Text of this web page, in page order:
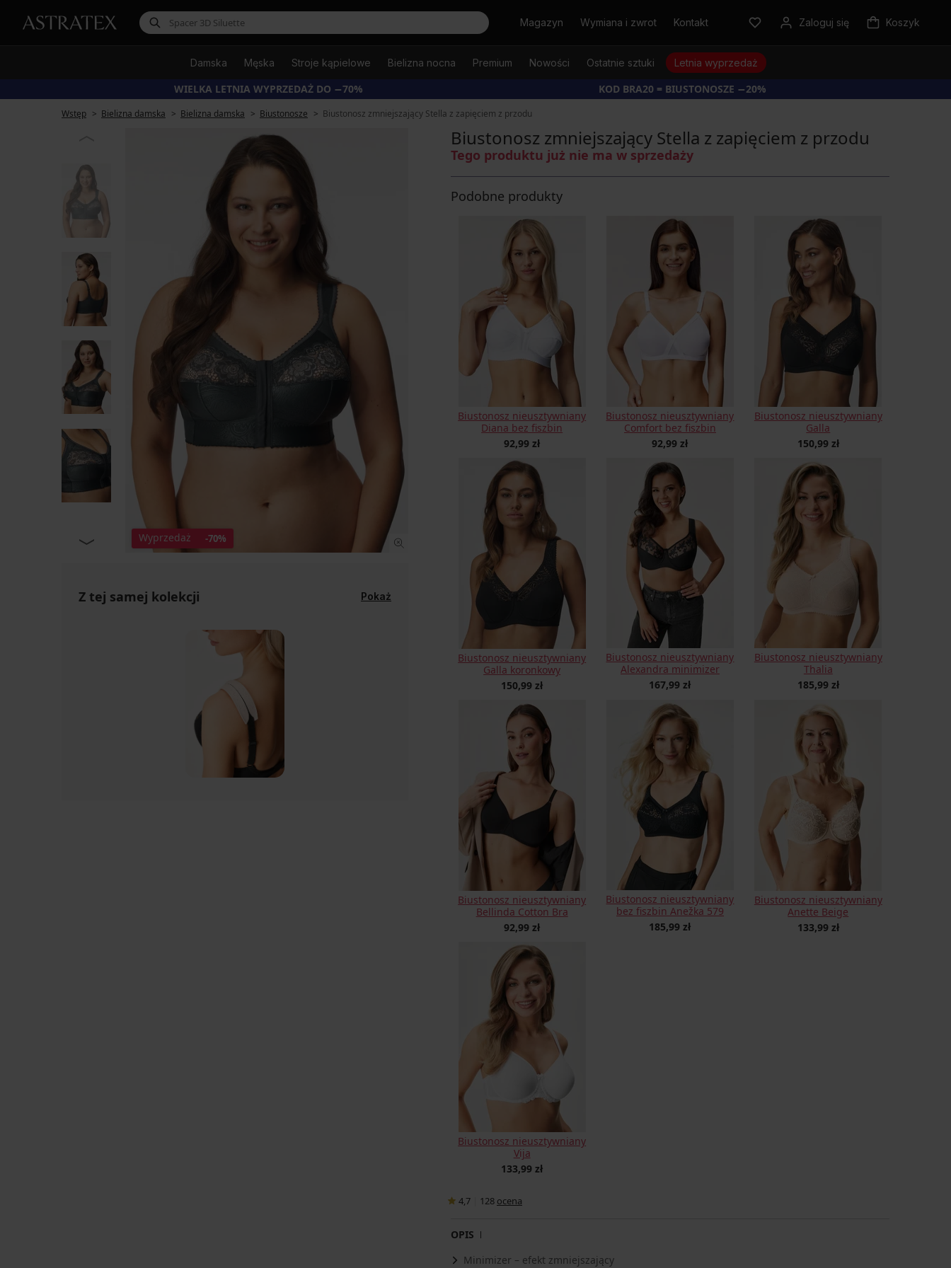
SzukajMagazyn Wymiana i zwrot Kontakt Zaloguj się Koszyk
Damska Męska Stroje kąpielowe Bielizna nocna Premium Nowości Ostatnie sztuki Letnia wyprzedaż
WIELKA LETNIA WYPRZEDAŻ DO −70% KOD BRA20 = BIUSTONOSZE −20%
Wstęp Bielizna damska Bielizna damska Biustonosze Biustonosz zmniejszający Stella z zapięciem z przodu
Wyprzedaż -70%
Z tej samej kolekcji Pokaż
Biustonosz zmniejszający Stella z zapięciem z przodu
Tego produktu już nie ma w sprzedaży
Podobne produkty
Biustonosz nieusztywniany
Diana bez fiszbin
92,99 zł
Biustonosz nieusztywniany
Comfort bez fiszbin
92,99 zł
Biustonosz nieusztywniany
Galla
150,99 zł
Biustonosz nieusztywniany
Galla koronkowy
150,99 zł
Biustonosz nieusztywniany
Alexandra minimizer
167,99 zł
Biustonosz nieusztywniany
Thalia
185,99 zł
Biustonosz nieusztywniany
Bellinda Cotton Bra
92,99 zł
Biustonosz nieusztywniany
bez fiszbin Anežka 579
185,99 zł
Biustonosz nieusztywniany
Anette Beige
133,99 zł
Biustonosz nieusztywniany
Vija
133,99 zł
4,7 128 ocena
OPIS
Minimizer – efekt zmniejszający